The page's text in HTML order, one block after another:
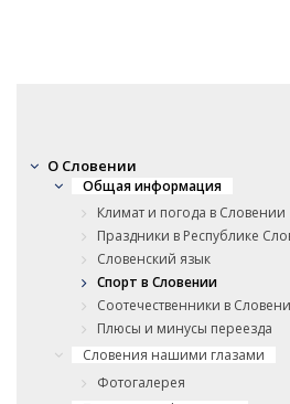
О Словении
Общая информация
Климат и погода в Словении
Праздники в Республике
Словенский язык
Спорт в Словении
Соотечественники в
Плюсы и минусы переезда
Словения нашими глазами
Фотогалерея